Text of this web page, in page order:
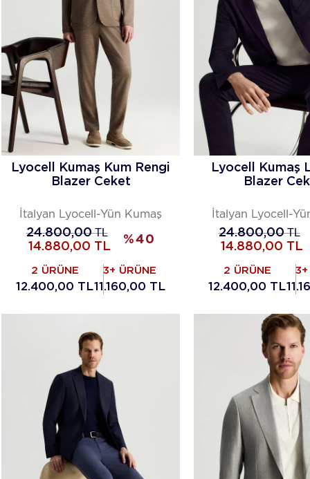
Lyocell Kumaş Kum Rengi
Blazer Ceket
İtalyan Lyocell-Yün Kumaş
24.800,00TL
14.880,00 TL
%40
2 ÜRÜNE
12.400,00 TL
3+ ÜRÜNE
11.160,00 TL
Lyocell Kumaş
Blazer
İtalyan Lyocell-
24.800,00TL
14.880,00 TL
2 ÜRÜNE
12.400,00 TL
3+